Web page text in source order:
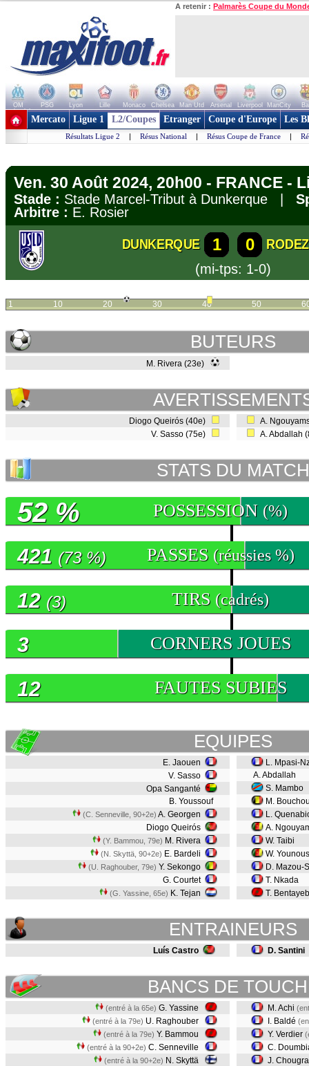
A retenir : Palmarès Coupe du
OM PSG Lyon Lille Monaco Chelsea Man Utd Arsenal Liverpool ManCity
+ de clubs
Mercato Ligue 1 L2/Coupes Etranger Coupe d'Europe Les
Résultats Ligue 2 | Résus National | Résus Coupe de France |
Ven. 30 Août 2024, 20h00 - FRANCE -
Stade : Stade Marcel-Tribut à Dunkerque |
Arbitre : E. Rosier
DUNKERQUE 1 0
RODEZ
(mi-tps: 1-0)
1 10 20 30 40 50
BUTEURS
M. Rivera (23e)
Diogo Queirós (40e)
V. Sasso (75e)
A.
A. Abdallah
STATS DU MATCH
POSSESSION (%)
52 %
PASSES (réussies %)
421 (73 %)
TIRS (cadrés)
12 (3)
CORNERS JOUES
3
FAUTES SUBIES
12
EQUIPES
E. Jaouen
V. Sasso
Opa Sanganté
B. Youssouf
(C. Senneville, 90+2e) A. Georgen
Diogo Queirós
(Y. Bammou, 79e) M. Rivera
(N. Skyttä, 90+2e) E. Bardeli
(U. Raghouber, 79e) Y. Sekongo
G. Courtet
(G. Yassine, 65e) K. Tejan
L. Mpasi-
A. Abdallah
S. Mambo
M.
L.
A.
W. Taibi
W.
D. Mazou-
T. Nkada
T.
ENTRAINEURS
Luís Castro D. Santini
BANCS DE
(entré à la 65e) G. Yassine
(entré à la 79e) U. Raghouber
(entré à la 79e) Y. Bammou
(entré à la 90+2e) C. Senneville
(entré à la 90+2e) N. Skyttä
M. Achi
I. Baldé
Y. Verdier
C.
J.